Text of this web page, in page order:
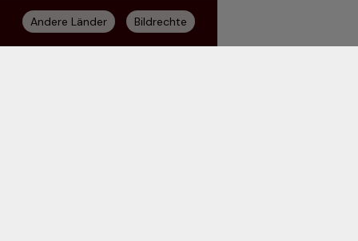
Andere Länder Bildrechte